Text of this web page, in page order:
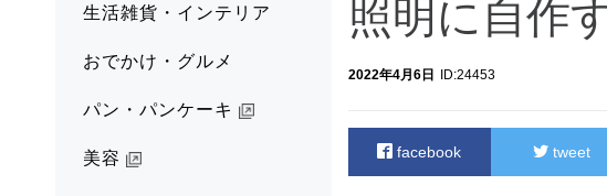
生活雑貨・インテリア
おでかけ・グルメ
パン・パンケーキ
美容
照明に自作
2022年4月6日 ID:24453
facebook tweet